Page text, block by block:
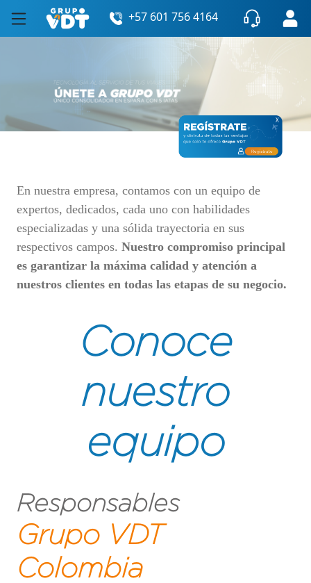
+57 601 756 4164
X
En nuestra empresa, contamos con un equipo de
expertos, dedicados, cada uno con habilidades
especializadas y una sólida trayectoria en sus
respectivos campos. Nuestro compromiso principal
es garantizar la máxima calidad y atención a
nuestros clientes en todas las etapas de su negocio.
Conoce
nuestro
equipo
Responsables
Grupo VDT
Colombia